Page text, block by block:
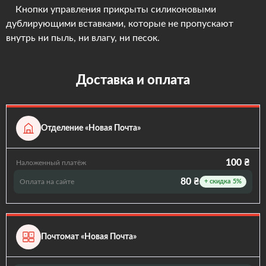
Кнопки управления прикрыты силиконовыми
дублирующими вставками, которые не пропускают
внутрь ни пыль, ни влагу, ни песок.
Доставка и оплата
Отделение «Новая Почта»
Наложенный платёж 100 ₴
Оплата на сайте 80 ₴ + скидка 5%
Почтомат «Новая Почта»